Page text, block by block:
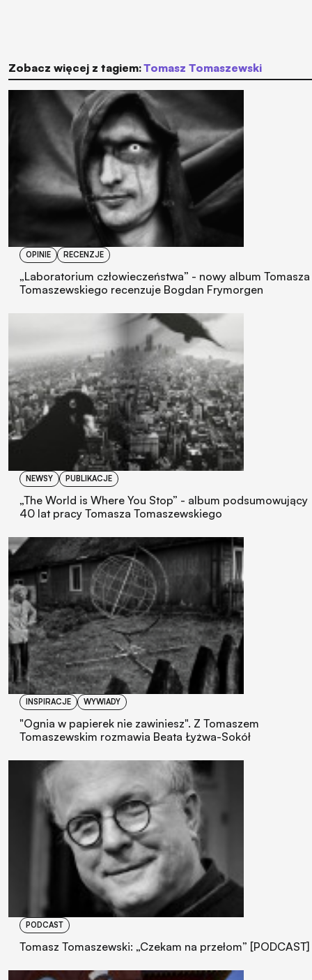
Zobacz więcej z tagiem: Tomasz Tomaszewski
OPINIE RECENZJE
„Laboratorium człowieczeństwa” - nowy album Tomasza
Tomaszewskiego recenzuje Bogdan Frymorgen
NEWSY PUBLIKACJE
„The World is Where You Stop” - album podsumowujący
40 lat pracy Tomasza Tomaszewskiego
INSPIRACJE WYWIADY
"Ognia w papierek nie zawiniesz". Z Tomaszem
Tomaszewskim rozmawia Beata Łyżwa-Sokół
PODCAST
Tomasz Tomaszewski: „Czekam na przełom” [PODCAST]